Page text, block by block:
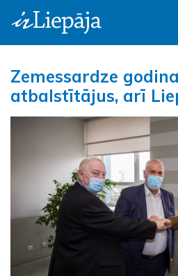
Zemessardze
atbalstītājus, arī